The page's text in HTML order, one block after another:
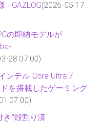
- GAZLOG(2026-05-17
の即納モデルが
28 07:00)
ンテル Core Ultra 7
を搭載したゲーミング
07:00)
“殻割り済